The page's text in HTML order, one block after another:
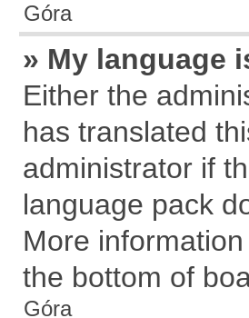
Góra
» My language
Either the
has translated
administrator if
language pack
More
the bottom of
Góra